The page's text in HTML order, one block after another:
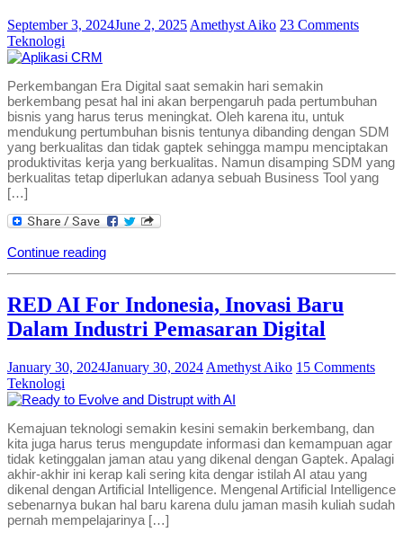
September 3, 2024June 2, 2025 Amethyst Aiko 23 Comments
Teknologi
Perkembangan Era Digital saat semakin hari semakin
berkembang pesat hal ini akan berpengaruh pada pertumbuhan
bisnis yang harus terus meningkat. Oleh karena itu, untuk
mendukung pertumbuhan bisnis tentunya dibanding dengan SDM
yang berkualitas dan tidak gaptek sehingga mampu menciptakan
produktivitas kerja yang berkualitas. Namun disamping SDM yang
berkualitas tetap diperlukan adanya sebuah Business Tool yang
[…]
Continue reading
RED AI For Indonesia, Inovasi Baru
Dalam Industri Pemasaran Digital
January 30, 2024January 30, 2024 Amethyst Aiko 15 Comments
Teknologi
Kemajuan teknologi semakin kesini semakin berkembang, dan
kita juga harus terus mengupdate informasi dan kemampuan agar
tidak ketinggalan jaman atau yang dikenal dengan Gaptek. Apalagi
akhir-akhir ini kerap kali sering kita dengar istilah AI atau yang
dikenal dengan Artificial Intelligence. Mengenal Artificial Intelligence
sebenarnya bukan hal baru karena dulu jaman masih kuliah sudah
pernah mempelajarinya […]